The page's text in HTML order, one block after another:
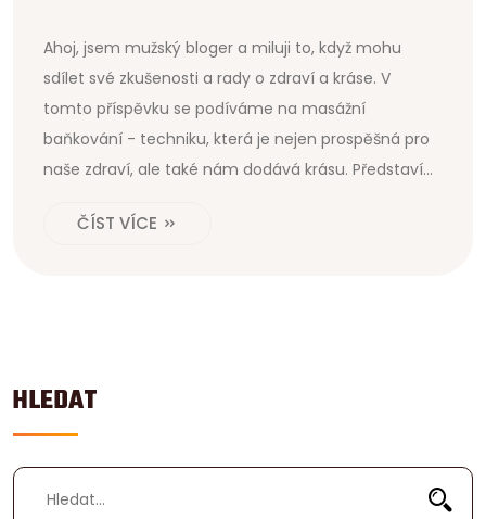
HLEDAT
Ahoj, jsem mužský bloger a miluji to, když mohu
sdílet své zkušenosti a rady o zdraví a kráse. V
tomto příspěvku se podíváme na masážní
baňkování - techniku, která je nejen prospěšná pro
naše zdraví, ale také nám dodává krásu. Představím
výhody. Přidejte se ke mně v této zajímavé a
ČÍST VÍCE